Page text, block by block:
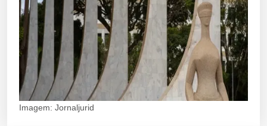
Imagem: Jornaljurid